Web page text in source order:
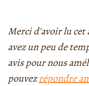
Merci d'avoir lu cet
avez un peu de
avis pour nous
pouvezrépondre